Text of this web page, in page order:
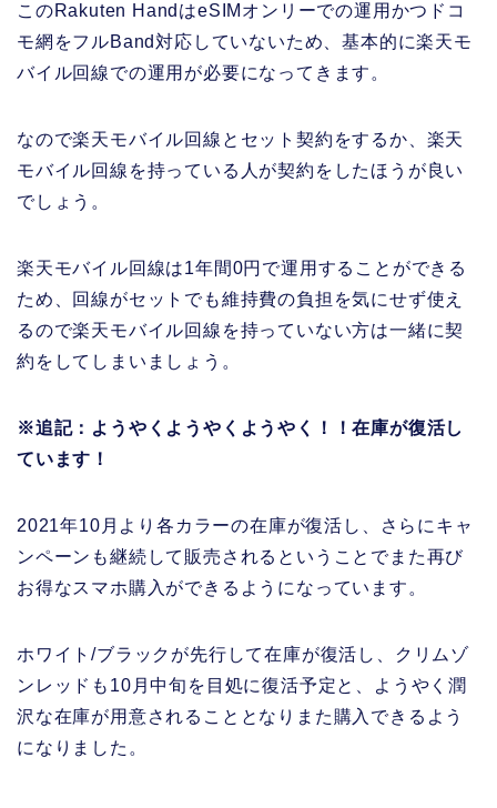
このRakuten HandはeSIMオンリーでの運用かつドコ
モ網をフルBand対応していないため、基本的に楽天モ
バイル回線での運用が必要になってきます。
なので楽天モバイル回線とセット契約をするか、楽天
モバイル回線を持っている人が契約をしたほうが良い
でしょう。
楽天モバイル回線は1年間0円で運用することができる
ため、回線がセットでも維持費の負担を気にせず使え
るので楽天モバイル回線を持っていない方は一緒に契
約をしてしまいましょう。
※追記：ようやくようやくようやく！！在庫が復活し
ています！
2021年10月より各カラーの在庫が復活し、さらにキャ
ンペーンも継続して販売されるということでまた再び
お得なスマホ購入ができるようになっています。
ホワイト/ブラックが先行して在庫が復活し、クリムゾ
ンレッドも10月中旬を目処に復活予定と、ようやく潤
沢な在庫が用意されることとなりまた購入できるよう
になりました。